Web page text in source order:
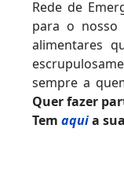
Rede de
para o nosso
alimentares
sempre a
Quer fazer
Tem aquia